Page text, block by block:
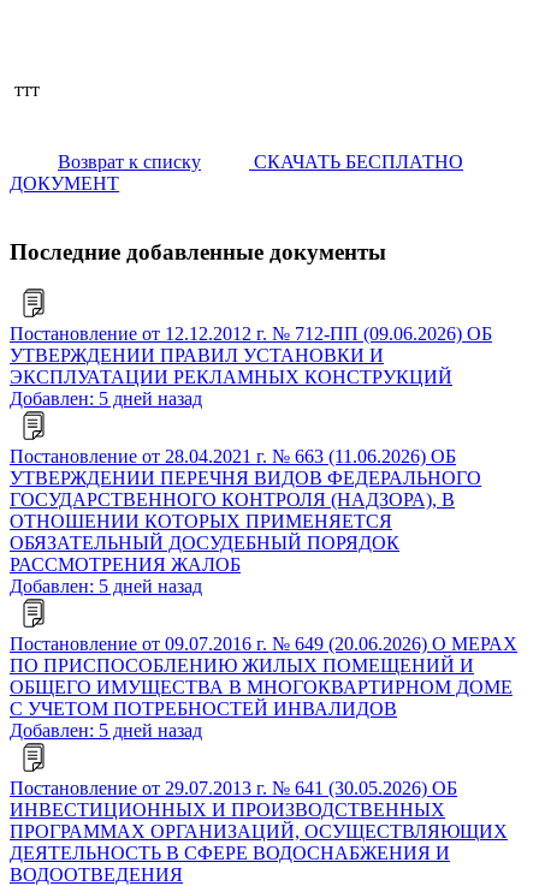
ттт
Возврат к списку
СКАЧАТЬ БЕСПЛАТНО
ДОКУМЕНТ
Последние добавленные документы
Постановление от 12.12.2012 г. № 712-ПП (09.06.2026) ОБ
УТВЕРЖДЕНИИ ПРАВИЛ УСТАНОВКИ И
ЭКСПЛУАТАЦИИ РЕКЛАМНЫХ КОНСТРУКЦИЙ
Добавлен: 5 дней назад
Постановление от 28.04.2021 г. № 663 (11.06.2026) ОБ
УТВЕРЖДЕНИИ ПЕРЕЧНЯ ВИДОВ ФЕДЕРАЛЬНОГО
ГОСУДАРСТВЕННОГО КОНТРОЛЯ (НАДЗОРА), В
ОТНОШЕНИИ КОТОРЫХ ПРИМЕНЯЕТСЯ
ОБЯЗАТЕЛЬНЫЙ ДОСУДЕБНЫЙ ПОРЯДОК
РАССМОТРЕНИЯ ЖАЛОБ
Добавлен: 5 дней назад
Постановление от 09.07.2016 г. № 649 (20.06.2026) О МЕРАХ
ПО ПРИСПОСОБЛЕНИЮ ЖИЛЫХ ПОМЕЩЕНИЙ И
ОБЩЕГО ИМУЩЕСТВА В МНОГОКВАРТИРНОМ ДОМЕ
С УЧЕТОМ ПОТРЕБНОСТЕЙ ИНВАЛИДОВ
Добавлен: 5 дней назад
Постановление от 29.07.2013 г. № 641 (30.05.2026) ОБ
ИНВЕСТИЦИОННЫХ И ПРОИЗВОДСТВЕННЫХ
ПРОГРАММАХ ОРГАНИЗАЦИЙ, ОСУЩЕСТВЛЯЮЩИХ
ДЕЯТЕЛЬНОСТЬ В СФЕРЕ ВОДОСНАБЖЕНИЯ И
ВОДООТВЕДЕНИЯ